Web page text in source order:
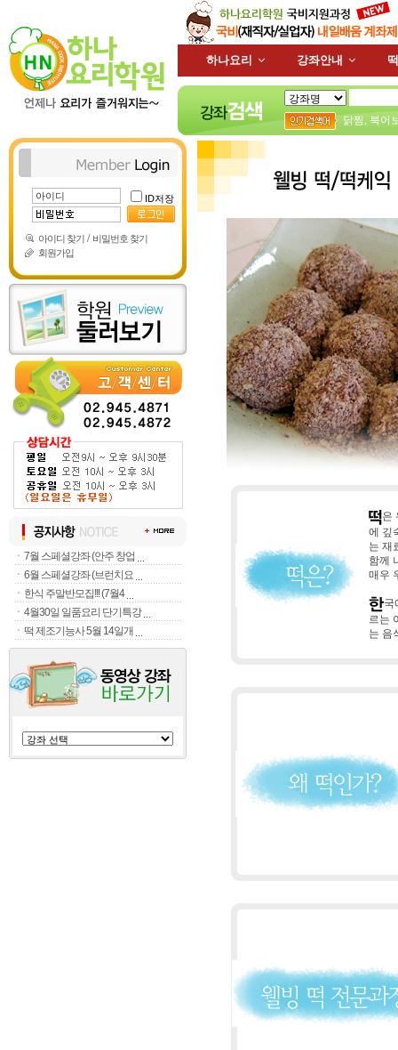
하나요리 강좌안내
닭찜 북어
ID저장
아이디 찾기 / 비밀번호 찾기
회원가입
ㆍ 7월 스페셜강좌 (안주 창업
ㆍ 6월 스페셜강좌 (브런치요
ㆍ 한식 주말반모집!!! (7월4
ㆍ 4월30일 일품요리 단기특강
ㆍ 떡 제조기능사 5월 14일개
은
에 깊
는 재
함께
매우
국
르는
는 음